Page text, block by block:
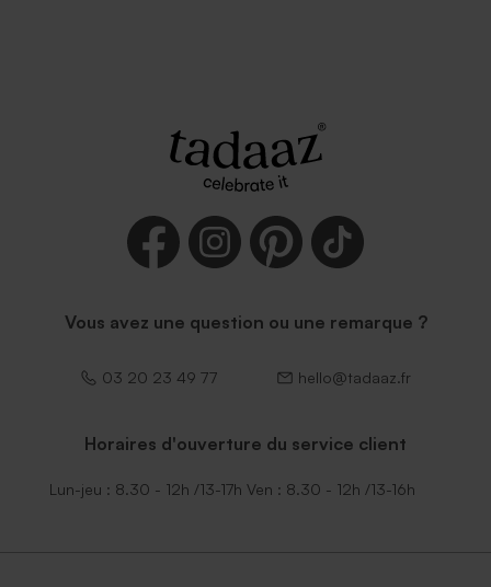
Enveloppe communion
papier moucheté naturel
Vous avez une question ou une remarque ?
03 20 23 49 77 hello@tadaaz.fr
Horaires d'ouverture du service client
Lun-jeu : 8.30 - 12h /13-17h Ven : 8.30 - 12h /13-16h